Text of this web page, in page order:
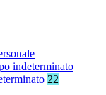
indeterminato
22